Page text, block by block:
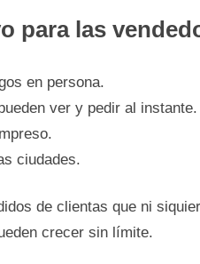
para las
en persona.
ver y pedir al instante.
ciudades.
de clientas que ni
crecer sin límite.